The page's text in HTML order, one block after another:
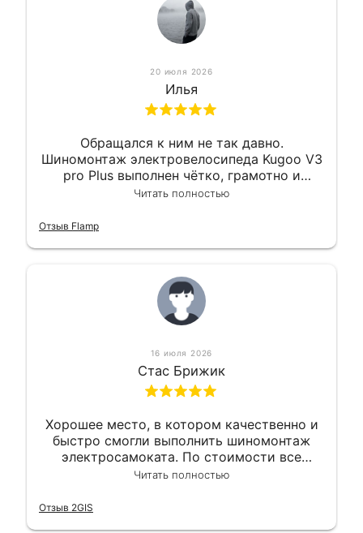
20 июля 2026
Илья
Обращался к ним не так давно.
Шиномонтаж электровелосипеда Kugoo V3
pro Plus выполнен чётко, грамотно и
квалифицированно. Всё сделано
Читать полностью
Отзыв Flamp
16 июля 2026
Стас Брижик
Хорошее место, в котором качественно и
быстро смогли выполнить шиномонтаж
электросамоката. По стоимости все
вышло вообще приемлемо хочу сказать.
Читать полностью
Отзыв 2GIS